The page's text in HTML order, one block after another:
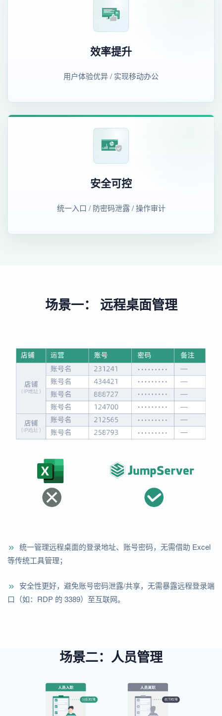
效率提升
用户体验优异 / 实现移动办公
安全可控
统一入口 / 防密码泄露 / 操作审计
场景一： 远程桌面管理
统一管理远程桌面的登录地址、账号密码，无需借助 Excel
等传统工具管理；
安全性更好，避免账号密码泄露/共享，无需暴露远程登录端
口（如：RDP 的 3389）至互联网。
场景二：人员管理